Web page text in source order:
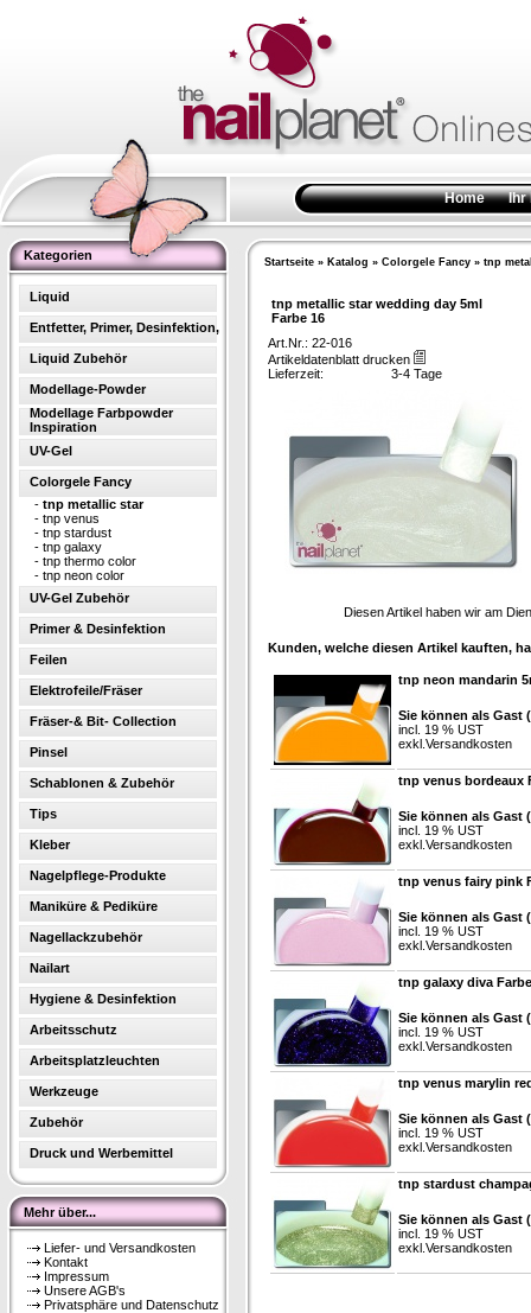
Home Ihr
Kategorien
Liquid
Entfetter, Primer, Desinfektion,
Liquid Zubehör
Modellage-Powder
Modellage Farbpowder
Inspiration
UV-Gel
Colorgele Fancy
- tnp metallic star
- tnp venus
- tnp stardust
- tnp galaxy
- tnp thermo color
- tnp neon color
UV-Gel Zubehör
Primer & Desinfektion
Feilen
Elektrofeile/Fräser
Fräser-& Bit- Collection
Pinsel
Schablonen & Zubehör
Tips
Kleber
Nagelpflege-Produkte
Maniküre & Pediküre
Nagellackzubehör
Nailart
Hygiene & Desinfektion
Arbeitsschutz
Arbeitsplatzleuchten
Werkzeuge
Zubehör
Druck und Werbemittel
Mehr über...
Liefer- und Versandkosten
Kontakt
Impressum
Unsere AGB's
Privatsphäre und Datenschutz
Startseite » Katalog » Colorgele Fancy » tnp
tnp metallic star wedding day 5ml
Farbe 16
Art.Nr.: 22-016
Artikeldatenblatt drucken
Lieferzeit:
3-4 Tage
Diesen Artikel haben wir am
Kunden, welche diesen Artikel kauften,
tnp neon mandarin
Sie können als Gast
incl. 19 % UST
exkl. Versandkosten
tnp venus bordeaux
Sie können als Gast
incl. 19 % UST
exkl. Versandkosten
tnp venus fairy pink
Sie können als Gast
incl. 19 % UST
exkl. Versandkosten
tnp galaxy diva
Sie können als Gast
incl. 19 % UST
exkl. Versandkosten
tnp venus marylin
Sie können als Gast
incl. 19 % UST
exkl. Versandkosten
tnp stardust
Sie können als Gast
incl. 19 % UST
exkl. Versandkosten